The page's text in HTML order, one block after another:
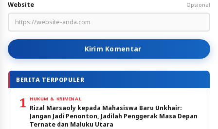
Website Opsional
Kirim Komentar
BERITA TERPOPULER
1 HUKUM & KRIMINAL
Rizal Marsaoly kepada Mahasiswa Baru Unkhair:
Jangan Jadi Penonton, Jadilah Penggerak Masa Depan
Ternate dan Maluku Utara